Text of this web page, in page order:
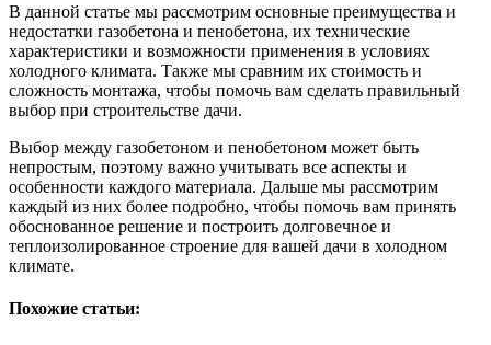
В данной статье мы рассмотрим основные преимущества и
недостатки газобетона и пенобетона, их технические
характеристики и возможности применения в условиях
холодного климата. Также мы сравним их стоимость и
сложность монтажа, чтобы помочь вам сделать правильный
выбор при строительстве дачи.
Выбор между газобетоном и пенобетоном может быть
непростым, поэтому важно учитывать все аспекты и
особенности каждого материала. Дальше мы рассмотрим
каждый из них более подробно, чтобы помочь вам принять
обоснованное решение и построить долговечное и
теплоизолированное строение для вашей дачи в холодном
климате.
Похожие статьи: